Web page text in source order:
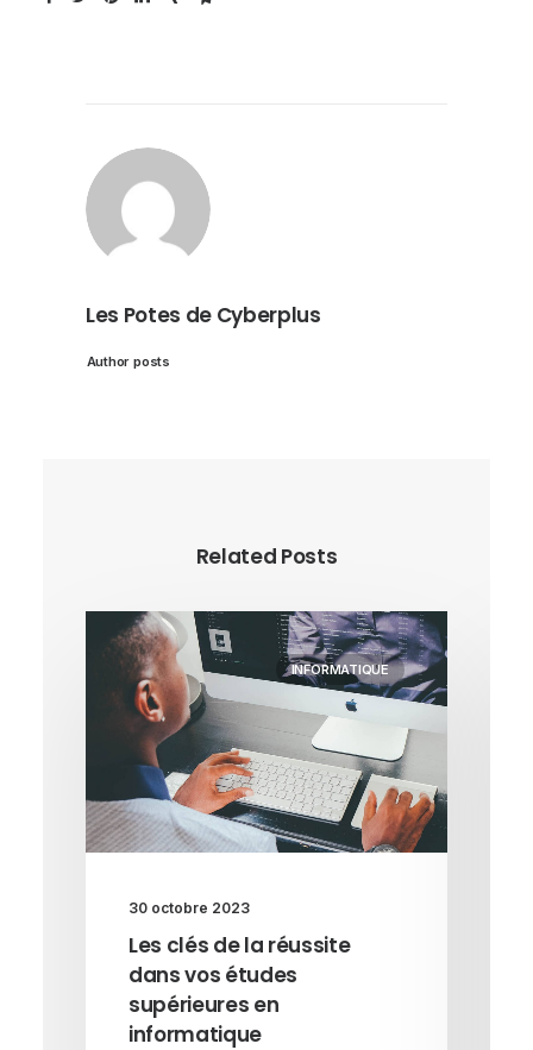
Les Potes de Cyberplus
Author posts
Related Posts
INFORMATIQUE
30 octobre 2023
Les clés de la réussite
dans vos études
supérieures en
informatique